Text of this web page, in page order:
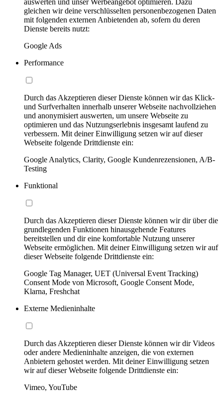
gleichen wir deine verschlüsselten personenbezogenen Daten
mit folgenden externen Anbietenden ab, sofern du deren
Dienste bereits nutzt:
Google Ads
Performance
Durch das Akzeptieren dieser Dienste können wir das Klick-
und Surfverhalten innerhalb unserer Webseite nachvollziehen
und anonymisiert auswerten, um unsere Webseite zu
optimieren und das Nutzungserlebnis insgesamt laufend zu
verbessern. Mit deiner Einwilligung setzen wir auf dieser
Webseite folgende Drittdienste ein:
Google Analytics, Clarity, Google Kundenrezensionen, A/B-
Testing
Funktional
Durch das Akzeptieren dieser Dienste können wir dir über die
grundlegenden Funktionen hinausgehende Features
bereitstellen und dir eine komfortable Nutzung unserer
Webseite ermöglichen. Mit deiner Einwilligung setzen wir auf
dieser Webseite folgende Drittdienste ein:
Google Tag Manager, UET (Universal Event Tracking)
Consent Mode von Microsoft, Google Consent Mode,
Klarna, Freshchat
Externe Medieninhalte
Durch das Akzeptieren dieser Dienste können wir dir Videos
oder andere Medieninhalte anzeigen, die von externen
Anbietern gehostet werden. Mit deiner Einwilligung setzen
wir auf dieser Webseite folgende Drittdienste ein:
Vimeo, YouTube